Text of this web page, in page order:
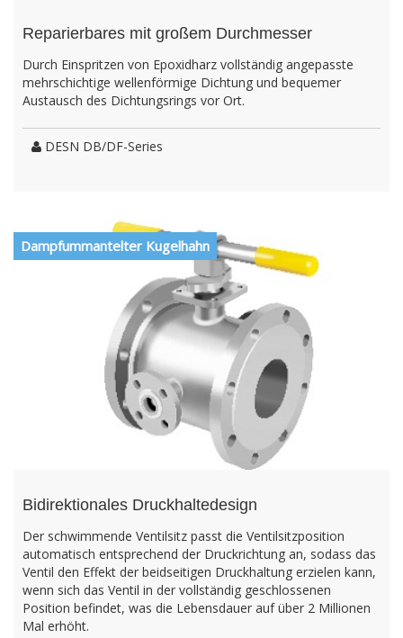
Reparierbares mit großem Durchmesser
Durch Einspritzen von Epoxidharz vollständig angepasste
mehrschichtige wellenförmige Dichtung und bequemer
Austausch des Dichtungsrings vor Ort.
DESN DB/DF-Series
Dampfummantelter Kugelhahn
Bidirektionales Druckhaltedesign
Der schwimmende Ventilsitz passt die Ventilsitzposition
automatisch entsprechend der Druckrichtung an, sodass das
Ventil den Effekt der beidseitigen Druckhaltung erzielen kann,
wenn sich das Ventil in der vollständig geschlossenen
Position befindet, was die Lebensdauer auf über 2 Millionen
Mal erhöht.